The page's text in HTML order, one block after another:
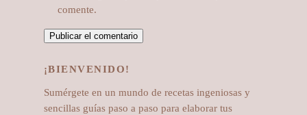
comente.
¡BIENVENIDO!
Sumérgete en un mundo de recetas ingeniosas y
sencillas guías paso a paso para elaborar tus